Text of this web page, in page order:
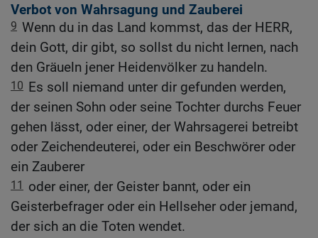
Verbot von Wahrsagung und Zauberei
9 Wenn du in das Land kommst, das der HERR,
dein Gott, dir gibt, so sollst du nicht lernen, nach
den Gräueln jener Heidenvölker zu handeln.
10 Es soll niemand unter dir gefunden werden,
der seinen Sohn oder seine Tochter durchs Feuer
gehen lässt, oder einer, der Wahrsagerei betreibt
oder Zeichendeuterei, oder ein Beschwörer oder
ein Zauberer
11
oder einer, der Geister bannt, oder ein
Geisterbefrager oder ein Hellseher oder jemand,
der sich an die Toten wendet.